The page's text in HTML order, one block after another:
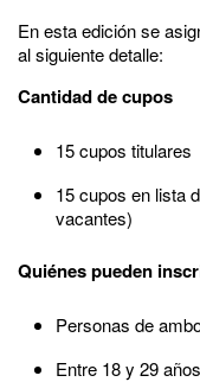
En esta edición se
al siguiente detalle:
Cantidad de cupos
15 cupos titulares
15 cupos en lista
vacantes)
Quiénes pueden
Personas de
Entre 18 y 29 años